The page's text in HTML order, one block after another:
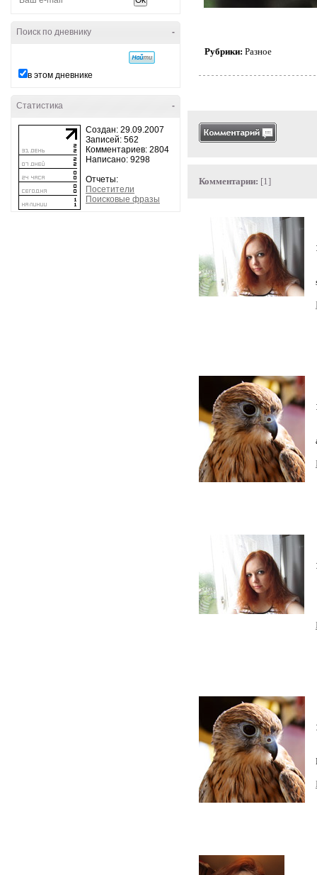
-
Поиск по дневнику
в этом дневнике
-
Статистика
Создан: 29.09.2007
Записей: 562
Комментариев: 2804
Написано: 9298
Отчеты:
Посетители
Поисковые фразы
Рубрики: Разное
Комментарии: [1]